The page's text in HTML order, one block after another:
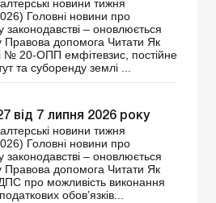
новини тижня
Головні новини про
законодавстві – оновлюється
допомога Читати Як
№ 20-ОПП емфітевзис, постійне
та суборенду землі ...
від 7 липня 2026 року
новини тижня
Головні новини про
законодавстві – оновлюється
допомога Читати Як
про можливість виконання
обов’язків...